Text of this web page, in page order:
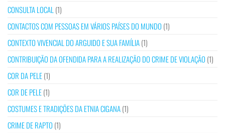
CONSULTA LOCAL (1)
CONTACTOS COM PESSOAS EM VÁRIOS PAÍSES DO MUNDO (1)
CONTEXTO VIVENCIAL DO ARGUIDO E SUA FAMÍLIA(1)
CONTRIBUIÇÃO DA OFENDIDA PARA A REALIZAÇÃO DO CRIME DE VIOLAÇÃO (1)
COR DA PELE(1)
COR DE PELE(1)
COSTUMES E TRADIÇÕES DA ETNIA CIGANA(1)
CRIME DE RAPTO (1)